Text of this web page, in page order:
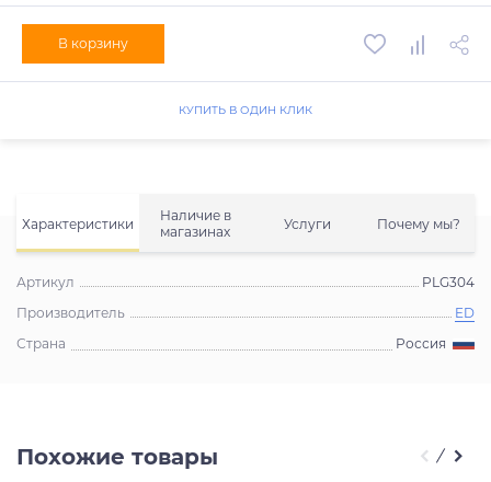
Характеристики
Наличие в
магазинах
Услуги Почему мы?
Артикул
PLG304
Производитель
ED
Страна
Россия
В корзину
КУПИТЬ В ОДИН КЛИК
Похожие товары